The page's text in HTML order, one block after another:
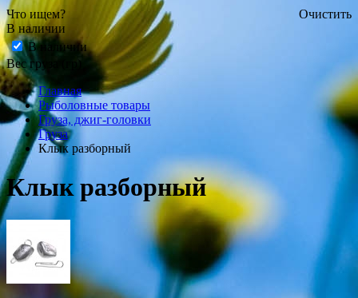
Что ищем?
Очистить
В наличии
В наличии
Вес груза (гр)
Главная
Рыболовные товары
Груза, джиг-головки
Груза
Клык разборный
Клык разборный